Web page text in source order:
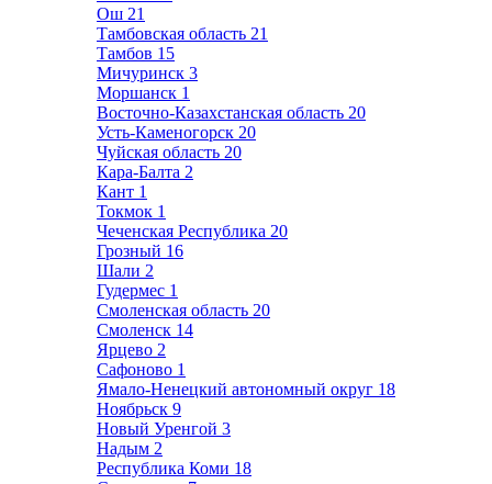
Ош 21
Тамбовская область 21
Тамбов 15
Мичуринск 3
Моршанск 1
Восточно-Казахстанская область 20
Усть-Каменогорск 20
Чуйская область 20
Кара-Балта 2
Кант 1
Токмок 1
Чеченская Республика 20
Грозный 16
Шали 2
Гудермес 1
Смоленская область 20
Смоленск 14
Ярцево 2
Сафоново 1
Ямало-Ненецкий автономный округ 18
Ноябрьск 9
Новый Уренгой 3
Надым 2
Республика Коми 18